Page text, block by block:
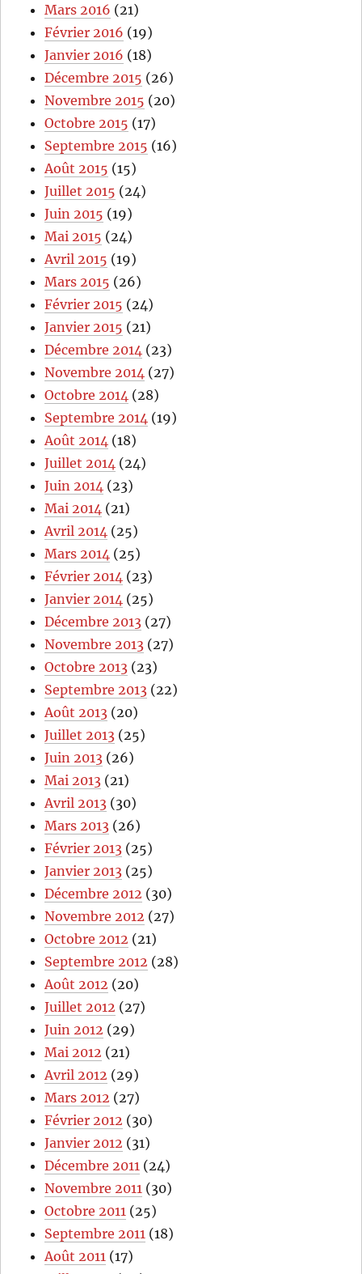
Mars 2016 (21)
Février 2016 (19)
Janvier 2016 (18)
Décembre 2015 (26)
Novembre 2015 (20)
Octobre 2015 (17)
Septembre 2015 (16)
Août 2015 (15)
Juillet 2015 (24)
Juin 2015 (19)
Mai 2015 (24)
Avril 2015 (19)
Mars 2015 (26)
Février 2015 (24)
Janvier 2015 (21)
Décembre 2014 (23)
Novembre 2014 (27)
Octobre 2014 (28)
Septembre 2014 (19)
Août 2014 (18)
Juillet 2014 (24)
Juin 2014 (23)
Mai 2014 (21)
Avril 2014 (25)
Mars 2014 (25)
Février 2014 (23)
Janvier 2014 (25)
Décembre 2013 (27)
Novembre 2013 (27)
Octobre 2013 (23)
Septembre 2013 (22)
Août 2013 (20)
Juillet 2013 (25)
Juin 2013 (26)
Mai 2013 (21)
Avril 2013 (30)
Mars 2013 (26)
Février 2013 (25)
Janvier 2013 (25)
Décembre 2012 (30)
Novembre 2012 (27)
Octobre 2012 (21)
Septembre 2012 (28)
Août 2012 (20)
Juillet 2012 (27)
Juin 2012 (29)
Mai 2012 (21)
Avril 2012 (29)
Mars 2012 (27)
Février 2012 (30)
Janvier 2012 (31)
Décembre 2011 (24)
Novembre 2011 (30)
Octobre 2011 (25)
Septembre 2011 (18)
Août 2011 (17)